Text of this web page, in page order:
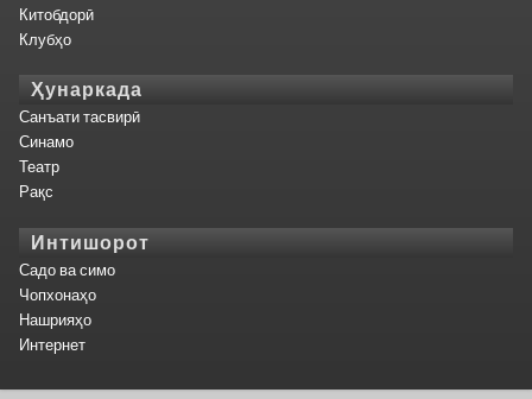
Китобдорӣ
Клубҳо
Ҳунаркада
Санъати тасвирӣ
Синамо
Театр
Рақс
Интишорот
Садо ва симо
Чопхонаҳо
Нашрияҳо
Интернет